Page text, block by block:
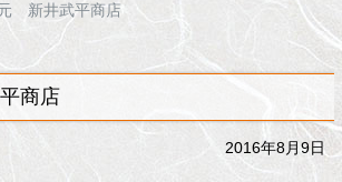
新井武平商店
商店
2016年8月9日